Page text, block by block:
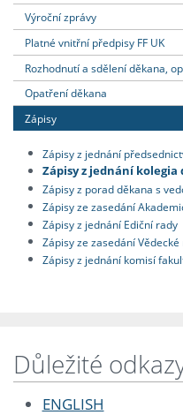
Výroční zprávy
Platné vnitřní předpisy FF UK
Rozhodnutí a sdělení děkana,
Opatření děkana
Zápisy
Zápisy z jednání
Zápisy z jednání kolegia
Zápisy z porad děkana s
Zápisy ze zasedání
Zápisy z jednání Ediční rady
Zápisy ze zasedání Vědecké
Zápisy z jednání komisí
Důležité
ENGLISH